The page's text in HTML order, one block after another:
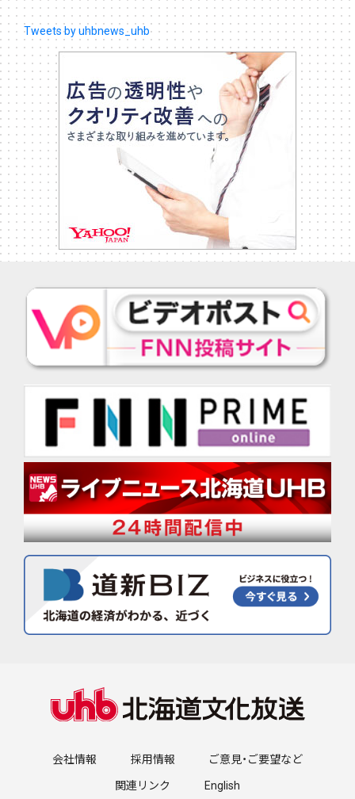
Tweets by uhbnews_uhb
会社情報 採用情報 ご意見・ご要望など
関連リンク English